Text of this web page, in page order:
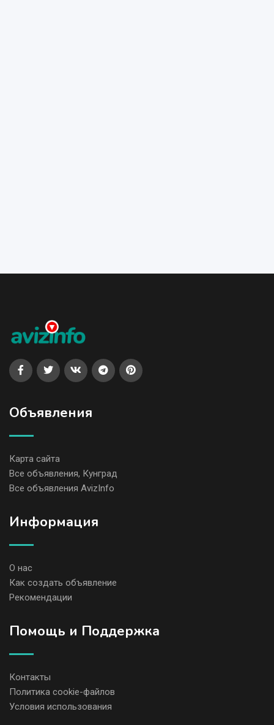
Объявления
Карта сайта
Все объявления, Кунград
Все объявления AvizInfo
Информация
О нас
Как создать объявление
Рекомендации
Помощь и Поддержка
Контакты
Политика cookie-файлов
Условия использования